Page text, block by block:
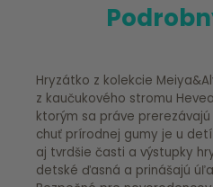
Hryzátko z kolekcie
z kaučukového stromu
ktorým sa práve
chuť prírodnej gumy je u
aj tvrdšie časti a výstupky
detské ďasná a prinášajú